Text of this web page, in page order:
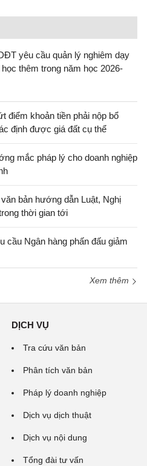
yêu cầu quản lý nghiêm dạy
thêm trong năm học 2026-
điểm khoản tiền phải nộp bổ
định được giá đất cụ thể
mắc pháp lý cho doanh nghiệp
bản hướng dẫn Luật, Nghị
thời gian tới
cầu Ngân hàng phấn đấu giảm
Xem thêm
DỊCH VỤ
Tra cứu văn bản
Phân tích văn bản
Pháp lý doanh nghiệp
Dịch vụ dịch thuật
Dịch vụ nội dung
Tổng đài tư vấn